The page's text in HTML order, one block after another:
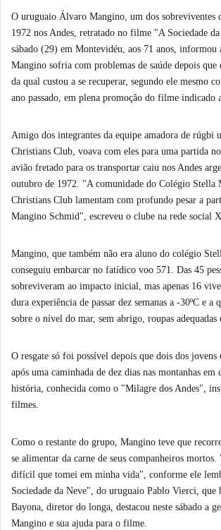
O uruguaio Álvaro Mangino, um dos sobreviventes
1972 nos Andes, retratado no filme "A Sociedade
sábado (29) em Montevidéu, aos 71 anos, informou
Mangino sofria com problemas de saúde depois que
da qual custou a se recuperar, segundo ele mesmo
ano passado, em plena promoção do filme indicado
Amigo dos integrantes da equipe amadora de rúgbi
Christians Club, voava com eles para uma partida
avião fretado para os transportar caiu nos Andes
outubro de 1972. "A comunidade do Colégio Stella
Christians Club lamentam com profundo pesar a
Mangino Schmid", escreveu o clube na rede social X.
Mangino, que também não era aluno do colégio
conseguiu embarcar no fatídico voo 571. Das 45
sobreviveram ao impacto inicial, mas apenas 16
dura experiência de passar dez semanas a -30ºC e a
sobre o nível do mar, sem abrigo, roupas adequadas
O resgate só foi possível depois que dois dos
após uma caminhada de dez dias nas montanhas em
história, conhecida como o "Milagre dos Andes",
filmes.
Como o restante do grupo, Mangino teve que
se alimentar da carne de seus companheiros mortos.
difícil que tomei em minha vida", conforme ele
Sociedade da Neve", do uruguaio Pablo Vierci, que
Bayona, diretor do longa, destacou neste sábado a
Mangino e sua ajuda para o filme.